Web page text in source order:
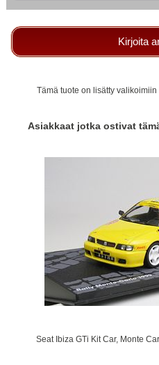
Kirjoita
Tämä tuote on lisätty valikoimiin
Asiakkaat jotka ostivat
Seat Ibiza GTi Kit Car, Monte